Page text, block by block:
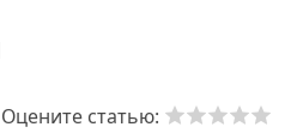
Оцените статью: